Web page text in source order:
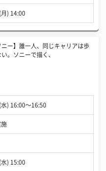
) 14:00
ニー】誰一人、同じキャリアは歩
い。ソニーで描く、
) 16:00〜16:50
施
) 15:00